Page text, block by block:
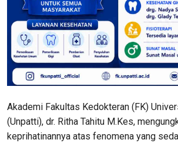
Akademi Fakultas Kedokteran (FK)
(Unpatti), dr. Ritha Tahitu M.Kes,
keprihatinannya atas fenomena yang